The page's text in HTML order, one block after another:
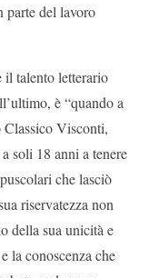
parte del lavoro
il talento letterario
è “quando a
Visconti,
soli 18 anni a tenere
che lasciò
riservatezza non
della sua unicità e
la conoscenza che